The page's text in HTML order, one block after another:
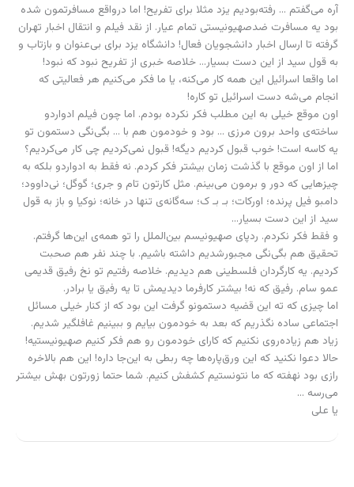
آره می‌گفتم … رفته‌بودیم یزد مثلا برای تفریح! اما درواقع مسافرتمون شده
بود یه مسافرت ضد‌صهیونیستی تمام عیار. از نقد فیلم و انتقال اخبار تهران
گرفته تا ارسال اخبار دانشجویان فعال! دانشگاه یزد برای بی‌عنوان و بازتاب و
به قول سید از این دست بسیار… خلاصه خبری از تفریح نبود که نبود!
اما واقعا اسرائیل این همه کار می‌کنه، یا ما فکر می‌کنیم هر فعالیتی که
انجام می‌شه دست اسرائیل تو کاره!
اون موقع خیلی به این مطلب فکر نکرده بودم. اما چون فیلم ادواردو
ساخته‌ی واحد برون مرزی … بود و خودمون هم با … بگی‌نگی دستمون تو
یه کاسه است! خوب قبول کردیم دیگه! قبول نمی‌کردیم چی کار می‌کردیم؟
اما از اون موقع با گذشت زمان بیشتر فکر کردم. نه فقط به ادواردو بلکه به
چیزهایی که دور و برمون می‌بینم. مثل کارتون تام و جری؛ گوگل؛ نی‌داوود؛
دامبو فیل پرنده؛ اورکات؛ بـ بـ ک؛ سه‌گانه‌ی تنها در خانه؛ نوکیا و باز به قول
سید از این دست بسیار…
و فقط فکر نکردم. ردپای صهیونیسم بین‌الملل را تو همه‌ی این‌ها گرفتم.
تحقیق هم بگی‌نگی مجبور‌شدیم داشته باشیم. با چند نفر هم صحبت
کردیم. یه کارگردان فلسطینی هم دیدیم. خلاصه رفتیم تو نخ رفیق قدیمی
عمو سام. رفیق که نه! بیشتر کارفرما دیدیمش تا یه رفیق یا برادر.
اما چیزی که ته این قضیه دستمونو گرفت این بود که از کنار خیلی مسائل
اجتماعی ساده نگذریم که بعد به خودمون بیایم و ببینیم غافلگیر شدیم.
زیاد هم زیاده‌روی نکنیم که کارای خودمون رو هم فکر کنیم صهیونیستیه!
حالا دعوا نکنید که این ورق‌پاره‌ها چه ربطی به این‌جا داره! این هم بالاخره
رازی بود نهفته که ما نتونستیم کشفش کنیم. شما حتما زورتون بهش بیشتر
می‌رسه …
یا علی